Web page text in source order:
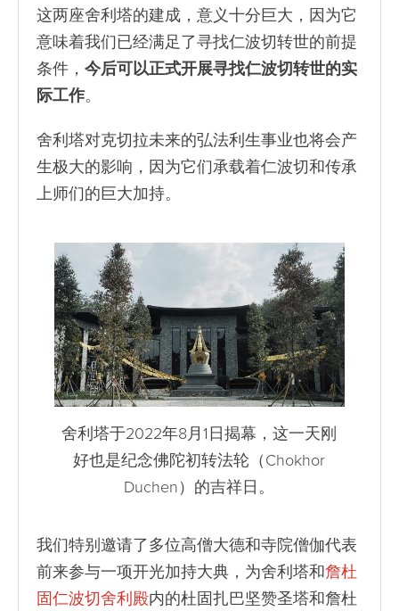
这两座舍利塔的建成，意义十分巨大，因为它
意味着我们已经满足了寻找仁波切转世的前提
条件， 今后可以正式开展寻找仁波切转世的实
际工作。
舍利塔对克切拉未来的弘法利生事业也将会产
生极大的影响，因为它们承载着仁波切和传承
上师们的巨大加持。
舍利塔于2022年8月1日揭幕，这一天刚
好也是纪念佛陀初转法轮（Chokhor
Duchen）的吉祥日。
我们特别邀请了多位高僧大德和寺院僧伽代表
前来参与一项开光加持大典，为舍利塔和詹杜
固仁波切舍利殿内的杜固扎巴坚赞圣塔和詹杜